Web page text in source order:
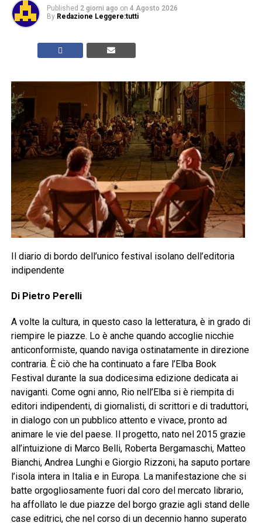
Published 2 giorni ago on 4 Agosto 2026
By Redazione Leggere:tutti
Il diario di bordo dell’unico festival isolano dell’editoria
indipendente
Di Pietro Perelli
A volte la cultura, in questo caso la letteratura, è in grado di
riempire le piazze. Lo è anche quando accoglie nicchie
anticonformiste, quando naviga ostinatamente in direzione
contraria. È ciò che ha continuato a fare l’Elba Book
Festival durante la sua dodicesima edizione dedicata ai
naviganti. Come ogni anno, Rio nell’Elba si è riempita di
editori indipendenti, di giornalisti, di scrittori e di traduttori,
in dialogo con un pubblico attento e vivace, pronto ad
animare le vie del paese. Il progetto, nato nel 2015 grazie
all’intuizione di Marco Belli, Roberta Bergamaschi, Matteo
Bianchi, Andrea Lunghi e Giorgio Rizzoni, ha saputo portare
l’isola intera in Italia e in Europa. La manifestazione che si
batte orgogliosamente fuori dal coro del mercato librario,
ha affollato le due piazze del borgo grazie agli stand delle
case editrici, che nel corso di un decennio hanno superato